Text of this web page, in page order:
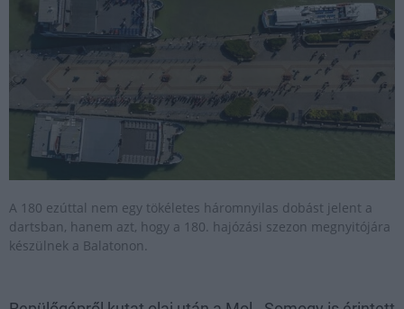
A 180 ezúttal nem egy tökéletes háromnyilas dobást jelent a
dartsban, hanem azt, hogy a 180. hajózási szezon megnyitójára
készülnek a Balatonon.